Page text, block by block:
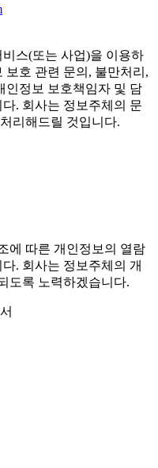
스(또는 사업)을 이용하
보호 관련 문의, 불만처리,
인정보 보호책임자 및 담
. 회사는 정보주체의 문
리해드릴 것입니다.
에 따른 개인정보의 열람
. 회사는 정보주체의 개
도록 노력하겠습니다.